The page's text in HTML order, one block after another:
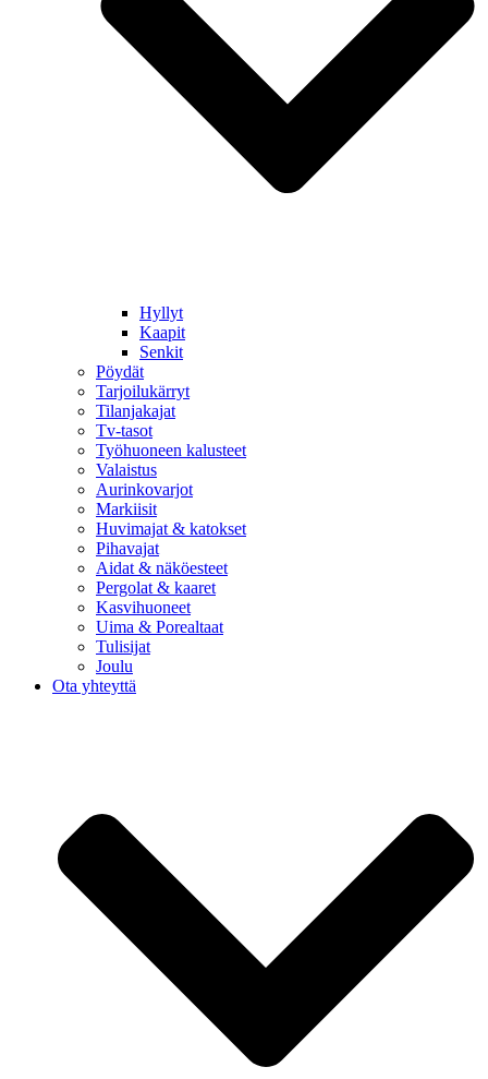
Hyllyt
Kaapit
Senkit
Pöydät
Tarjoilukärryt
Tilanjakajat
Tv-tasot
Työhuoneen kalusteet
Valaistus
Aurinkovarjot
Markiisit
Huvimajat & katokset
Pihavajat
Aidat & näköesteet
Pergolat & kaaret
Kasvihuoneet
Uima & Porealtaat
Tulisijat
Joulu
Ota yhteyttä